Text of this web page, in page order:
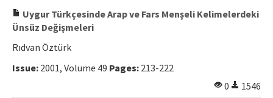
Uygur Türkçesinde Arap ve Fars Menşeli Kelimelerdeki
Ünsüz Değişmeleri
Rıdvan Öztürk
Issue: 2001, Volume 49 Pages: 213-222
0
1546